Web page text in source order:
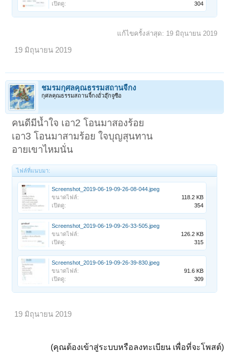
เปิดดู:
304
แก้ไขครั้งล่าสุด: 19 มิถุนายน 2019
19 มิถุนายน 2019
ชมรมกุศลคุณธรรมสถานจี้กง
กุศลคุณธรรมสถานจี้กงอั่วฮุ๊กจูซือ
คนดีมีน้ำใจ เอา2 โอนมาสองร้อย
เอา3 โอนมาสามร้อย ใจบุญสุนทาน
อายเขาไหมนั่น
ไฟล์ที่แนบมา:
Screenshot_2019-06-19-09-26-08-044.jpeg
ขนาดไฟล์:
118.2 KB
เปิดดู:
354
Screenshot_2019-06-19-09-26-33-505.jpeg
ขนาดไฟล์:
126.2 KB
เปิดดู:
315
Screenshot_2019-06-19-09-26-39-830.jpeg
ขนาดไฟล์:
91.6 KB
เปิดดู:
309
19 มิถุนายน 2019
(คุณต้องเข้าสู่ระบบหรือลงทะเบียน เพื่อที่จะโพสต์)